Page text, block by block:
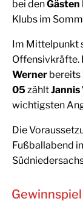
bei denGästen
Klubs im
Im Mittelpunkt
Offensivkräfte.
Werner bereits
05zähltJannis
wichtigsten
Die
Fußballabend